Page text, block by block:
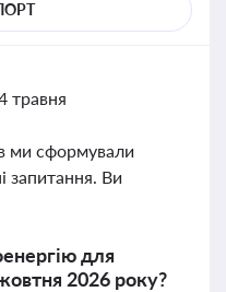
травня
ми сформували
запитання. Ви
для
2026 року?